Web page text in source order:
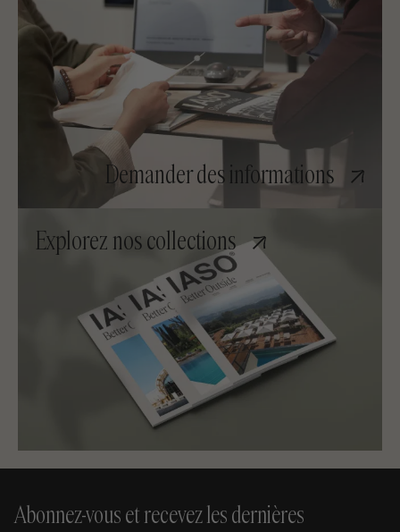
Demander des informations
Explorez nos collections
Abonnez-vous et recevez les dernières